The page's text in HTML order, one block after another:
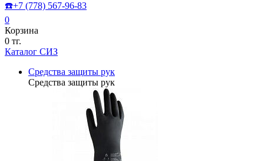
☎️+7 (778) 567-96-83
0
Корзина
0 тг.
Каталог СИЗ
Средства защиты рук
Средства защиты рук